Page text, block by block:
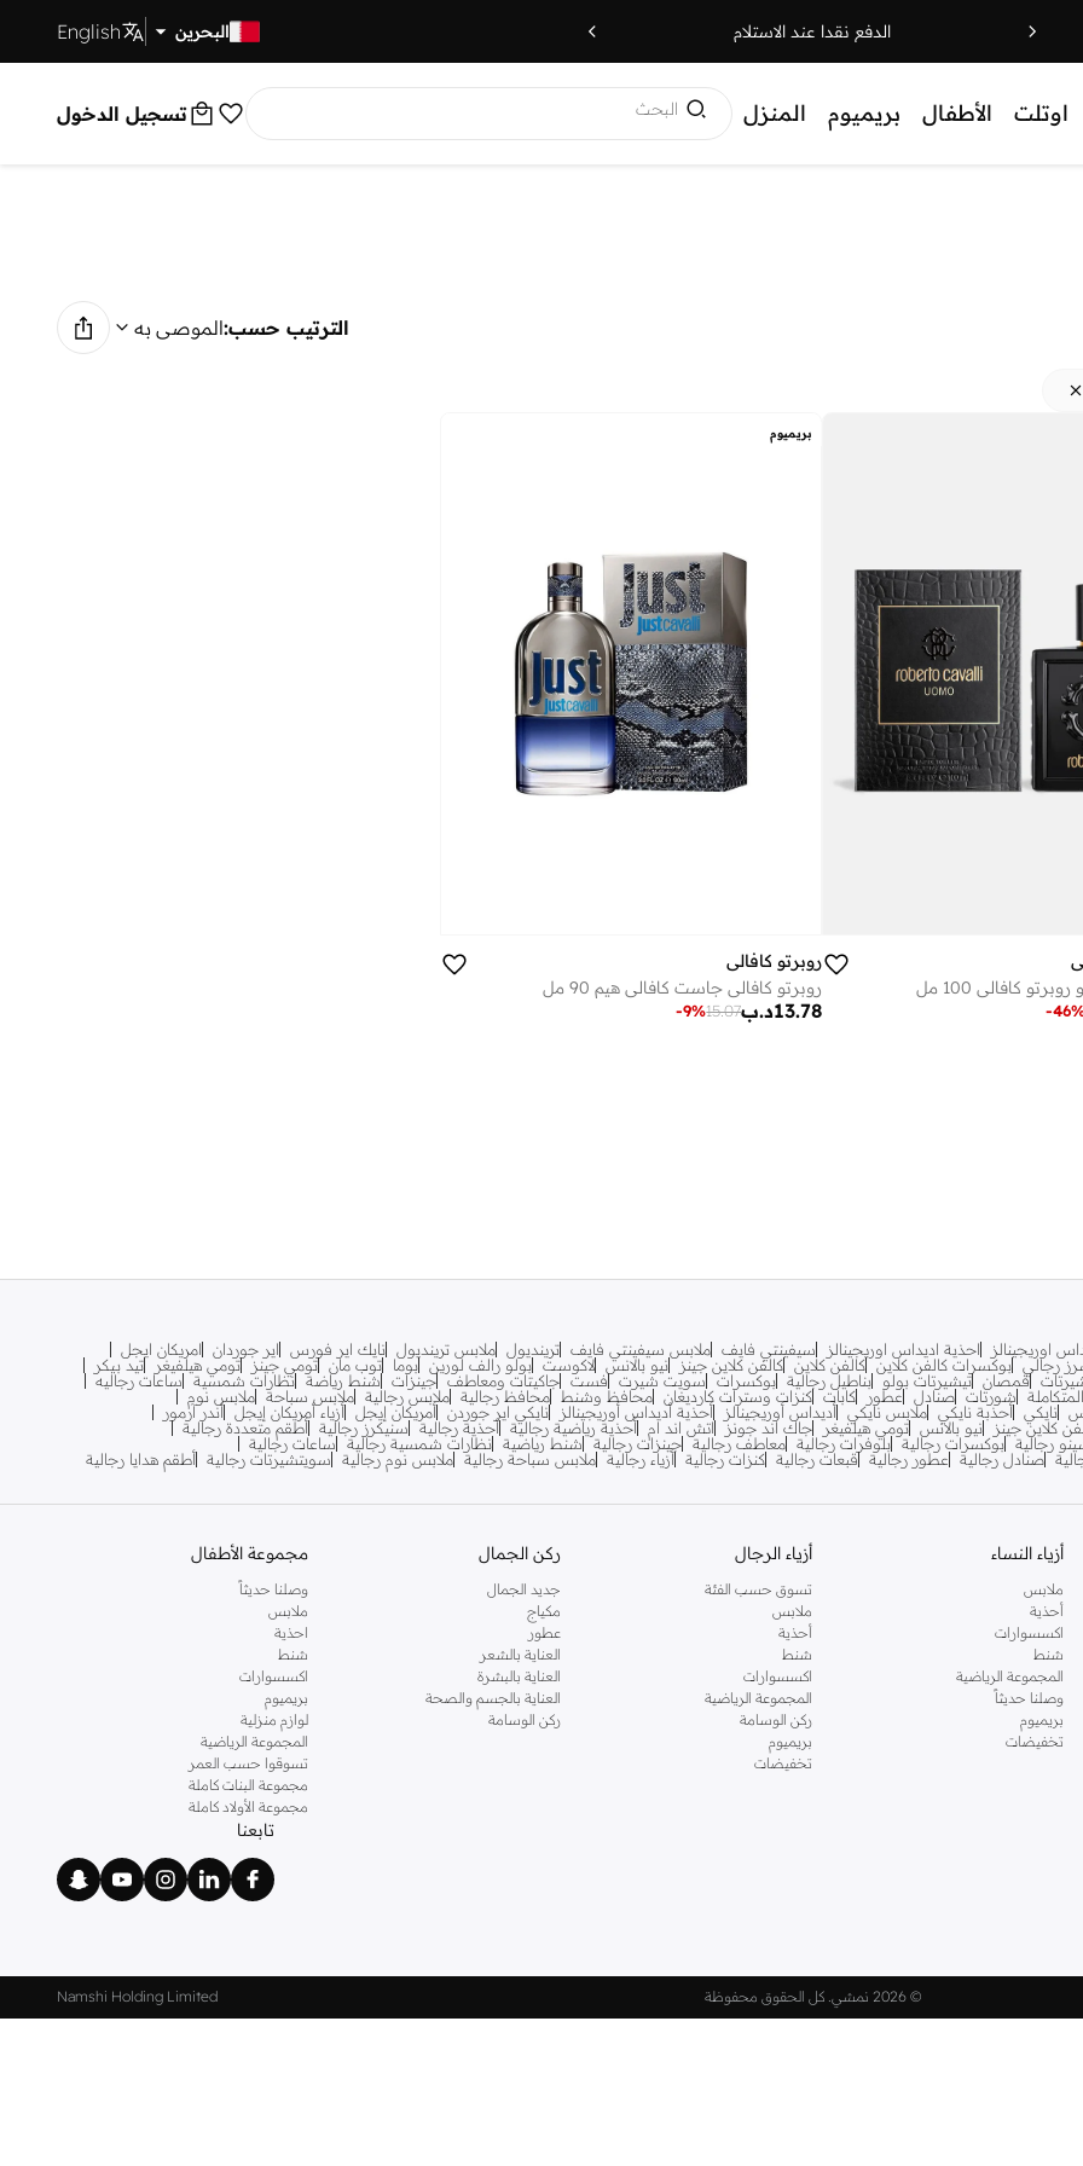
الدفع نقدا عند الاستلام البحرين English
اوتلت الأطفال بريميوم المنزل البحث تسجيل الدخول
الترتيب حسب:الموصى به
كافالي 100 مل
-46
بريميوم
روبرتو كافالي
روبرتو كافالي جاست كافالي هيم 90 مل
د.ب13.78
15.07
-9%
اوريجينالز احذية اديداس اوريجينالز سيفينتي فايف ملابس سيفينتي فايف ترينديول ملابس ترينديول نايك اير فورس اير جوردان
امريكان ايجل
رجالي بوكسرات كالفن كلاين كالفن كلاين كالفن كلاين جينز نيو بالانس لاكوست بولو رالف لورين بوما توب مان تومي جينز تومي هيلفيغر
تيد بيكر
قمصان تيشيرتات بولو بناطيل رجالية بوكسرات سويت شيرت فست جاكيتات ومعاطف جينزات شنط رياضة نظارات شمسية
ساعات رجاليه
شورتات صنادل عطور كابات كنزات وسترات كارديغان محافظ وشنط محافظ رجالية ملابس رجالية ملابس سباحة ملابس نوم
نايكي أحذبة نايكي ملابس نايكي أديداس أوريجينالز أحذية أديداس أوريجينالز نايكي اير جوردن أمريكان إيجل أزياء أمريكان إيجل أندر آرمور
كلاين جينز
نيو بالانس تومي هيلفيغر جاك اند جونز اتش اند ام أحذية رياضية رجالية أحذية رجالية سنيكرز رجالية أطقم متعددة رجالية
رجالية بوكسرات رجالية بلوفرات رجالية معاطف رجالية جينزات رجالية شنط رياضية نظارات شمسية رجالية
ساعات رجالية
صنادل رجالية عطور رجالية قبعات رجالية كنزات رجالية أزياء رجالية ملابس سباحة رجالية ملابس نوم رجالية سويتشيرتات رجالية أطقم هدايا رجالية
أزياء النساء
ملابس
أحذية
اكسسوارات
شنط
المجموعة الرياضية
وصلنا حديثاً
بريميوم
تخفيضات
أزياء الرجال
تسوق حسب الفئة
ملابس
أحذية
شنط
اكسسوارات
المجموعة الرياضية
ركن الوسامة
بريميوم
تخفيضات
ركن الجمال
جديد الجمال
مكياج
عطور
العناية بالشعر
العناية بالبشرة
العناية بالجسم والصحة
ركن الوسامة
مجموعة الأطفال
وصلنا حديثاً
ملابس
احذية
شنط
اكسسوارات
بريميوم
لوازم منزلية
المجموعة الرياضية
تسوقوا حسب العمر
مجموعة البنات كاملة
مجموعة الأولاد كاملة
تابعنا
© 2026 نمشي. كل الحقوق محفوظة Namshi Holding Limited